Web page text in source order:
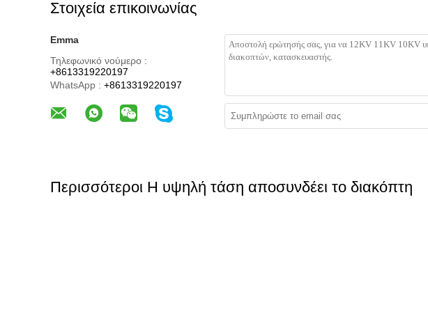
Στοιχεία επικοινωνίας
Emma
Τηλεφωνικό νούμερο :
+8613319220197
WhatsApp : +8613319220197
Περισσότεροι Η υψηλή τάση αποσυνδέει το διακόπτη